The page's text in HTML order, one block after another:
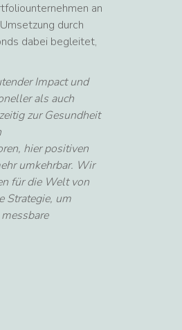
an
durch
dabei begleitet,
Impact und
als auch
zur Gesundheit
hier positiven
umkehrbar. Wir
für die Welt von
Strategie, um